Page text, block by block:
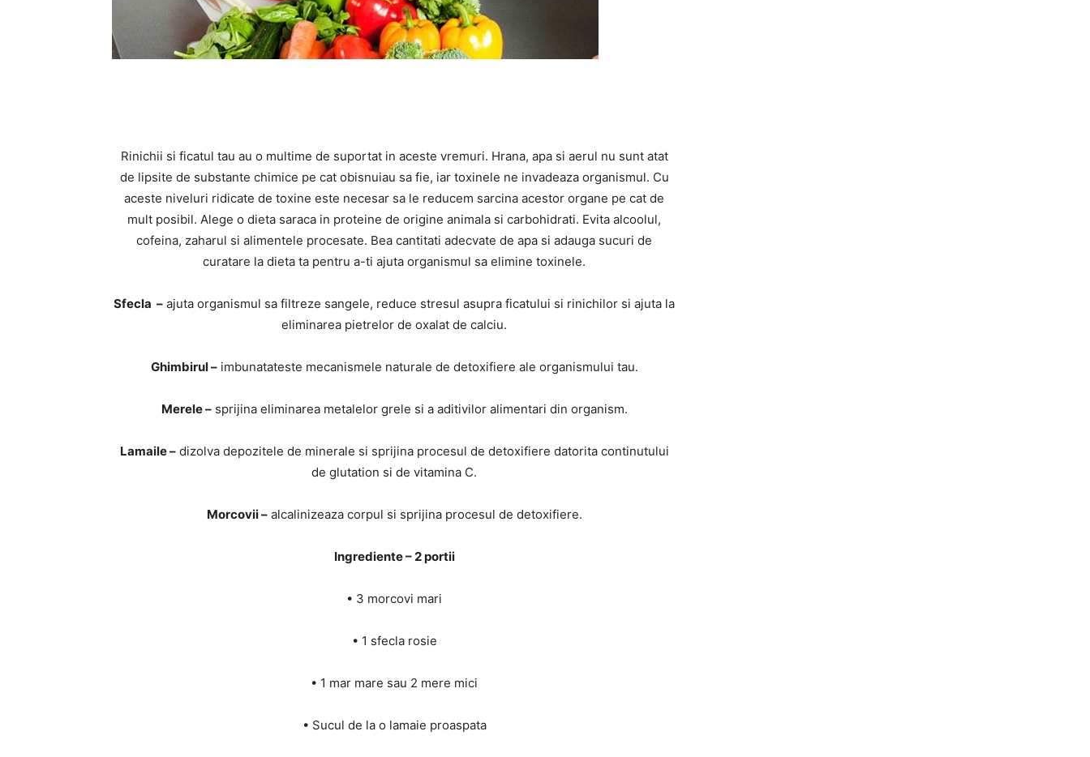
Rinichii si ficatul tau au o multime de suportat in aceste vremuri. Hrana, apa si aerul nu sunt atat
de lipsite de substante chimice pe cat obisnuiau sa fie, iar toxinele ne invadeaza organismul. Cu
aceste niveluri ridicate de toxine este necesar sa le reducem sarcina acestor organe pe cat de
mult posibil. Alege o dieta saraca in proteine de origine animala si carbohidrati. Evita alcoolul,
cofeina, zaharul si alimentele procesate. Bea cantitati adecvate de apa si adauga sucuri de
curatare la dieta ta pentru a-ti ajuta organismul sa elimine toxinele.
Sfecla – ajuta organismul sa filtreze sangele, reduce stresul asupra ficatului si rinichilor si ajuta la
eliminarea pietrelor de oxalat de calciu.
Ghimbirul –imbunatateste mecanismele naturale de detoxifiere ale organismului tau.
Merele –sprijina eliminarea metalelor grele si a aditivilor alimentari din organism.
Lamaile –dizolva depozitele de minerale si sprijina procesul de detoxifiere datorita continutului
de glutation si de vitamina C.
Morcovii –alcalinizeaza corpul si sprijina procesul de detoxifiere.
Ingrediente – 2 portii
• 3 morcovi mari
• 1 sfecla rosie
• 1 mar mare sau 2 mere mici
• Sucul de la o lamaie proaspata